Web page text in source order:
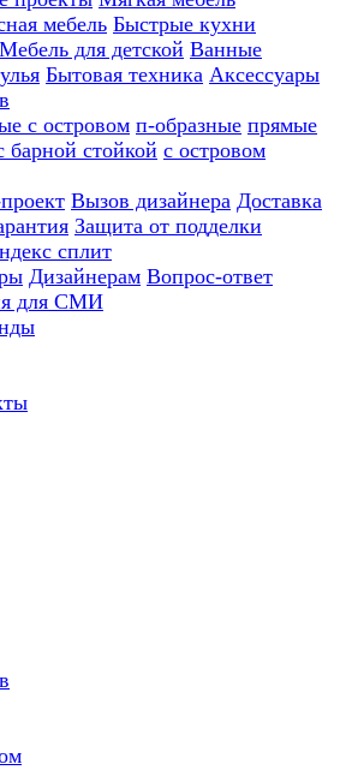
мебель Быстрые кухни
Мебель для детской Ванные
Бытовая техника Аксессуары
с островом п-образные прямые
барной стойкой с островом
Вызов дизайнера Доставка
Защита от подделки
сплит
Дизайнерам Вопрос-ответ
для СМИ